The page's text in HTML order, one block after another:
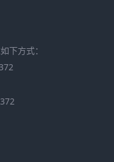
下方式：